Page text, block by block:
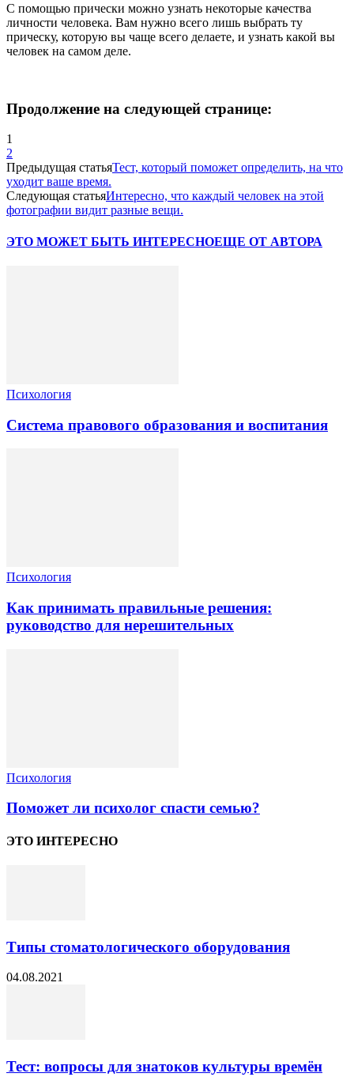
С помощью прически можно узнать некоторые качества
личности человека. Вам нужно всего лишь выбрать ту
прическу, которую вы чаще всего делаете, и узнать какой вы
человек на самом деле.
Продолжение на следующей странице:
1
2
Предыдущая статьяТест, который поможет определить, на что
уходит ваше время.
Следующая статьяИнтересно, что каждый человек на этой
фотографии видит разные вещи.
ЭТО МОЖЕТ БЫТЬ ИНТЕРЕСНОЕЩЕ ОТ АВТОРА
Психология
Система правового образования и воспитания
Психология
Как принимать правильные решения:
руководство для нерешительных
Психология
Поможет ли психолог спасти семью?
ЭТО ИНТЕРЕСНО
Типы стоматологического оборудования
04.08.2021
Тест: вопросы для знатоков культуры времён